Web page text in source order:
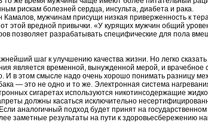
рискам болезней сердца, инсульта, диабета и рака.
Камалов, мужчинам присущи низкая приверженность к
этой вредной привычки. «У курящих мужчин общий
позволяет разрабатывать специфические для пола
шаг к улучшению качества жизни. Но легко
является временной, вынужденной мерой, и
И в этом смысле надо очень хорошо понимать разницу
— это не одно и то же. Электронная система
сигаретах используются никотинсодержащие
должны касаться исключительно
аналогичный подход будет принят на
заметные результаты на пути к здоровьесбережению